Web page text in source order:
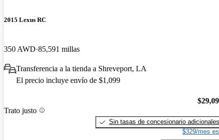
2015 Lexus RC
350 AWD 85,591 millas
Transferencia a la tienda a Shreveport, LA
El precio incluye envío de $1,099
Trato justo
Sin tasas de concesionario adicionales
$329/mes